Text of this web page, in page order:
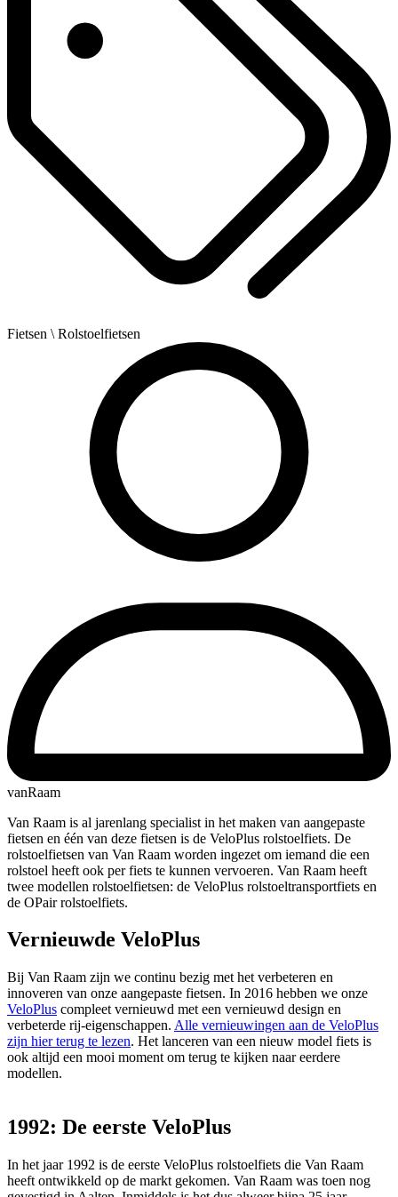
Fietsen \ Rolstoelfietsen
vanRaam
Van Raam is al jarenlang specialist in het maken van aangepaste
fietsen en één van deze fietsen is de VeloPlus rolstoelfiets. De
rolstoelfietsen van Van Raam worden ingezet om iemand die een
rolstoel heeft ook per fiets te kunnen vervoeren. Van Raam heeft
twee modellen rolstoelfietsen: de VeloPlus rolstoeltransportfiets en
de OPair rolstoelfiets.
Vernieuwde VeloPlus
Bij Van Raam zijn we continu bezig met het verbeteren en
innoveren van onze aangepaste fietsen. In 2016 hebben we onze
VeloPlus compleet vernieuwd met een vernieuwd design en
verbeterde rij-eigenschappen. Alle vernieuwingen aan de VeloPlus
zijn hier terug te lezen. Het lanceren van een nieuw model fiets is
ook altijd een mooi moment om terug te kijken naar eerdere
modellen.
1992: De eerste VeloPlus
In het jaar 1992 is de eerste VeloPlus rolstoelfiets die Van Raam
heeft ontwikkeld op de markt gekomen. Van Raam was toen nog